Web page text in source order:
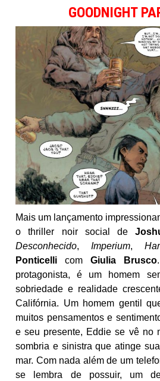
GOODNIGHT
Mais um lançamento
o thriller noir social de
Desconhecido, Imperium,
Ponticelli com Giulia Brusco
protagonista, é um homem
sobriedade e realidade
Califórnia. Um homem gentil
muitos pensamentos e
e seu presente, Eddie se vê no
sombria e sinistra que atinge
mar. Com nada além de um
se lembra de possuir, um